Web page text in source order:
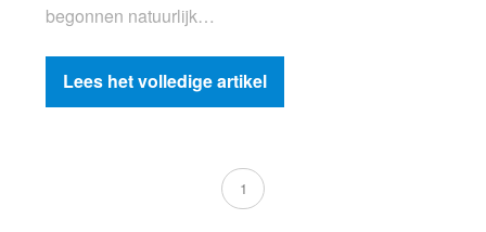
begonnen natuurlijk…
Lees het volledige artikel
1